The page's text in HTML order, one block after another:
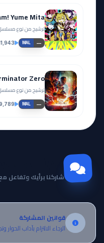
Yume Mita
ترشيح من نوع
MAL —
Zero
ترشيح من نوع
MAL —
مجتمع Otanyuu
شاركنا برأيك وتفاعل
قوانين المشاركة
الرجاء الالتزام بآداب